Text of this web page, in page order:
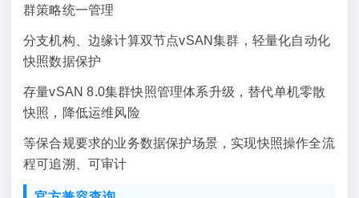
群策略统一管理
分支机构、边缘计算双节点vSAN集群，轻量化自动化
快照数据保护
存量vSAN 8.0集群快照管理体系升级，替代单机零散
快照，降低运维风险
等保合规要求的业务数据保护场景，实现快照操作全流
程可追溯、可审计